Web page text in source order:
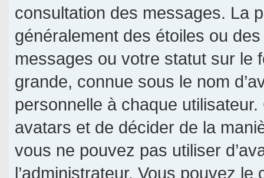
consultation des messages. La
généralement des étoiles ou
messages ou votre statut sur le
grande, connue sous le nom
personnelle à chaque utilisateur.
avatars et de décider de la
vous ne pouvez pas utiliser
l’administrateur. Vous pouvez